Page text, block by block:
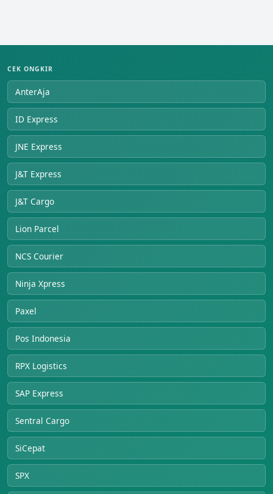
CEK ONGKIR
AnterAja
ID Express
JNE Express
J&T Express
J&T Cargo
Lion Parcel
NCS Courier
Ninja Xpress
Paxel
Pos Indonesia
RPX Logistics
SAP Express
Sentral Cargo
SiCepat
SPX